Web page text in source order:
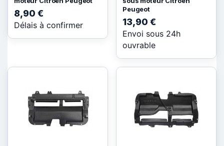
8,90 €
Délais à confirmer
Peugeot
13,90 €
Envoi sous 24h
ouvrable